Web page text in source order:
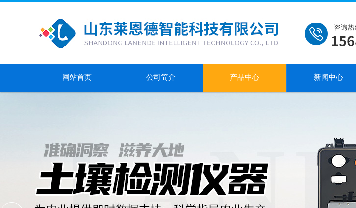
网站首页 公司简介 产品中心 新闻中心